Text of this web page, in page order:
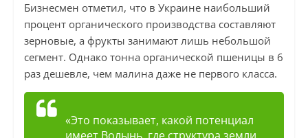
Бизнесмен отметил, что в Украине наибольший
процент органического производства составляют
зерновые, а фрукты занимают лишь небольшой
сегмент. Однако тонна органической пшеницы в 6
раз дешевле, чем малина даже не первого класса.
«Это показывает, какой потенциал